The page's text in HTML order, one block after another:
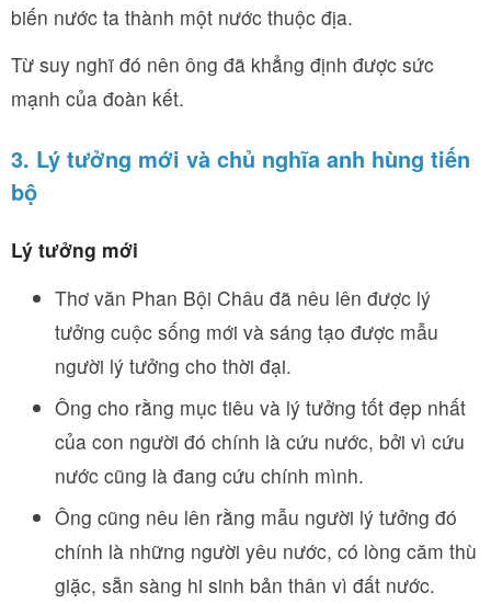
biến nước ta thành một nước thuộc địa.
Từ suy nghĩ đó nên ông đã khẳng định được sức
mạnh của đoàn kết.
3. Lý tưởng mới và chủ nghĩa anh hùng tiến
bộ
Lý tưởng mới
Thơ văn Phan Bội Châu đã nêu lên được lý
tưởng cuộc sống mới và sáng tạo được mẫu
người lý tưởng cho thời đại.
Ông cho rằng mục tiêu và lý tưởng tốt đẹp nhất
của con người đó chính là cứu nước, bởi vì cứu
nước cũng là đang cứu chính mình.
Ông cũng nêu lên rằng mẫu người lý tưởng đó
chính là những người yêu nước, có lòng căm thù
giặc, sẵn sàng hi sinh bản thân vì đất nước.